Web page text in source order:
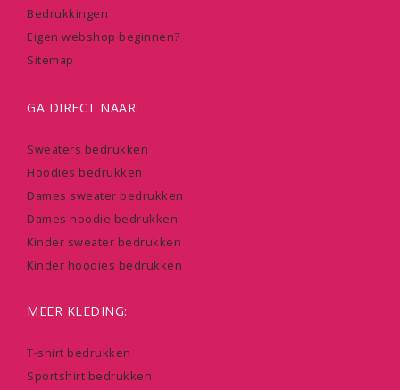
Bedrukkingen
Eigen webshop beginnen?
Sitemap
GA DIRECT NAAR:
Sweaters bedrukken
Hoodies bedrukken
Dames sweater bedrukken
Dames hoodie bedrukken
Kinder sweater bedrukken
Kinder hoodies bedrukken
MEER KLEDING:
T-shirt bedrukken
Sportshirt bedrukken